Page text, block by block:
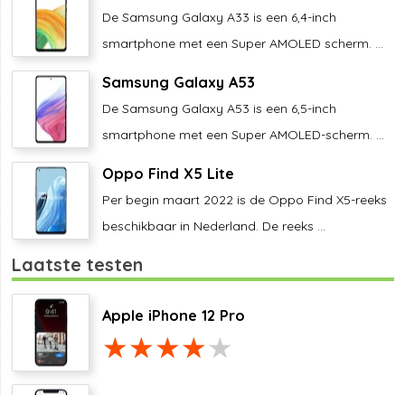
De Samsung Galaxy A33 is een 6,4-inch
smartphone met een Super AMOLED scherm. ...
Samsung Galaxy A53
De Samsung Galaxy A53 is een 6,5-inch
smartphone met een Super AMOLED-scherm. ...
Oppo Find X5 Lite
Per begin maart 2022 is de Oppo Find X5-reeks
beschikbaar in Nederland. De reeks ...
Laatste testen
Apple iPhone 12 Pro